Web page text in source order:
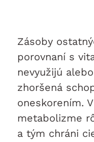
Zásoby
porovnaní s
nevyužijú
zhoršená
oneskorením.
metabolizme
a tým chráni